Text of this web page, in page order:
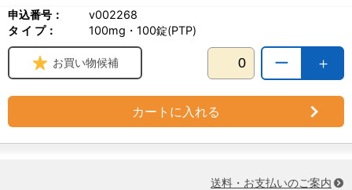
申込番号：
v002268
タ イ プ：
100mg・100錠(PTP)
＋
ー
お買い物候補
カートに入れる
送料・お支払いのご案内